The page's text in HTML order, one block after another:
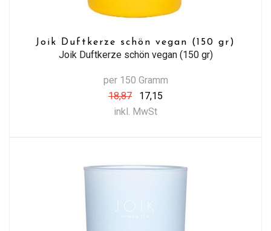
Joik Duftkerze schön vegan (150 gr)
Joik Duftkerze schön vegan (150 gr)
per 150 Gramm
18,87
17,15
inkl. MwSt